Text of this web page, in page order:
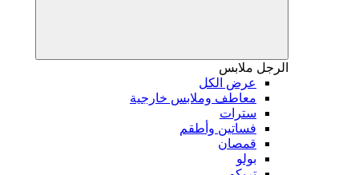
الرجل ملابس
عرض الكل
معاطف وملابس خارجية
سترات
فساتين وأطقم
قمصان
بولو